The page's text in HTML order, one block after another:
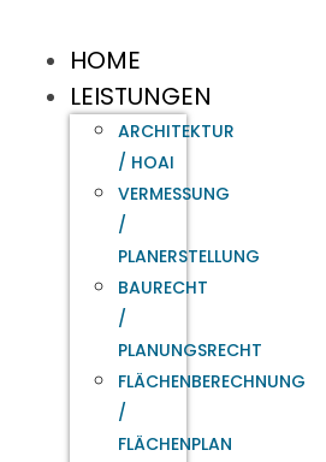
HOME
LEISTUNGEN
ARCHITEKTUR
/ HOAI
VERMESSUNG
/
PLANERSTELLUNG
BAURECHT
/
PLANUNGSRECHT
FLÄCHENBERECHNUNG
/
FLÄCHENPLAN